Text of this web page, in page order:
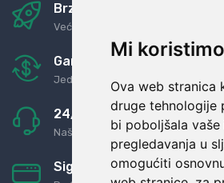
Mi
Ova web stranica
druge tehnologije
bi poboljšala vaše
pregledavanja u
omogućiti
Brza i sigurna dostava
Već za nekoliko dana kod vas
Garancija u povrat novaca
Jednostavno pravilo: Roba za
24/7 odlična podrška
Naši agenti uvijek na raspolaganju
Sigurno obročno plaćanje